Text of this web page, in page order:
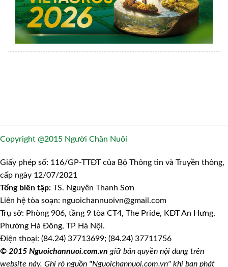
Copyright @2015 Người Chăn Nuôi
Giấy phép số: 116/GP-TTĐT của Bộ Thông tin và Truyền thông,
cấp ngày 12/07/2021
Tổng biên tập: TS. Nguyễn Thanh Sơn
Liên hệ tòa soạn: nguoichannuoivn@gmail.com
Trụ sở: Phòng 906, tầng 9 tòa CT4, The Pride, KĐT An Hưng,
Phường Hà Đông, TP Hà Nội.
Điện thoại: (84.24) 37713699; (84.24) 37711756
© 2015 Nguoichannuoi.com.vn giữ bản quyền nội dung trên
website này. Ghi rõ nguồn "Nguoichannuoi.com.vn" khi bạn phát